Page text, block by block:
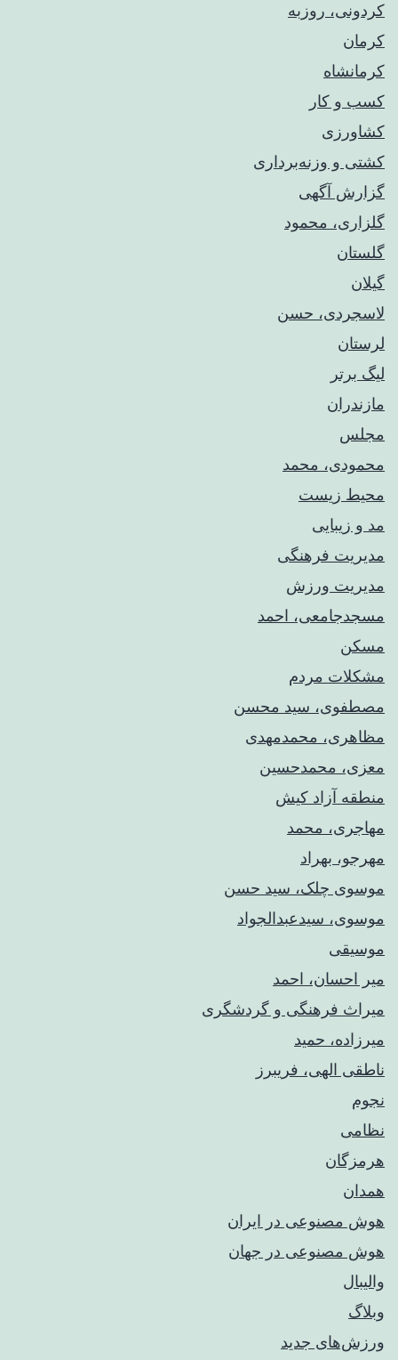
کردونی، روزبه
کرمان
کرمانشاه
کسب و کار
کشاورزی
کشتی و وزنه‌برداری
گزارش آگهی
گلزاری، محمود
گلستان
گیلان
لاسجردی، حسن
لرستان
لیگ برتر
مازندران
مجلس
محمودی، محمد
محیط زیست
مد و زیبایی
مدیریت فرهنگی
مدیریت ورزش
مسجدجامعی، احمد
مسکن
مشکلات مردم
مصطفوی، سید محسن
مظاهری، محمدمهدی
معزی، محمدحسین
منطقه آزاد کیش
مهاجری، محمد
مهرجو، بهراد
موسوی چلک، سید حسن
موسوی، سیدعبدالجواد
موسیقی
میر احسان، احمد
میراث فرهنگی و گردشگری
میرزاده، حمید
ناطقی الهی، فریبرز
نجوم
نظامی
هرمزگان
همدان
هوش مصنوعی در ایران
هوش مصنوعی در جهان
والیبال
وبلاگ
ورزش‌های جدید